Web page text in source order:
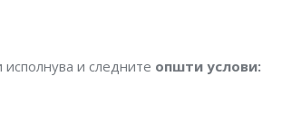
исполнува и следните општи услови: